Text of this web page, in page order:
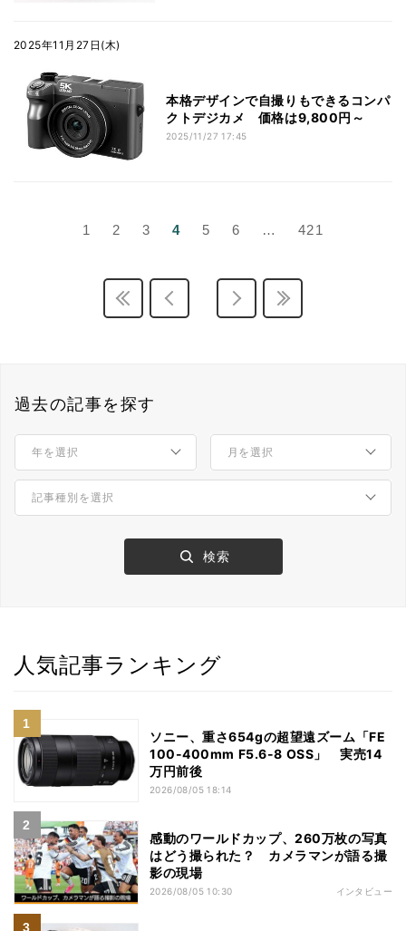
2025年11月27日(木)
本格デザインで自撮りもできるコンパ
クトデジカメ 価格は9,800円～
2025/11/27 17:45
1 2 3 4 5 6 … 421
過去の記事を探す
人気記事ランキング
ソニー、重さ654gの超望遠ズーム「FE
100-400mm F5.6-8 OSS」 実売14
万円前後
2026/08/05 18:14
感動のワールドカップ、260万枚の写真
はどう撮られた？ カメラマンが語る撮
影の現場
2026/08/05 10:30 インタビュー